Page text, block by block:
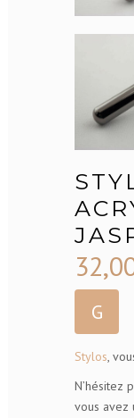
G
Stylos,
N’hésitez
vous avez